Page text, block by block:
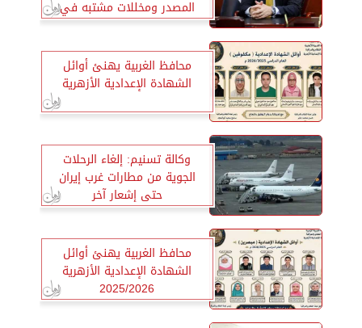
المصدر ومخللات مشتبه في
صلاحيتها
محافظ الغربية يهنئ أوائل
الشهادة الإعدادية الأزهرية
وكالة تسنيم: إلغاء الرحلات
الجوية من مطارات غرب إيران
حتى إشعار آخر
محافظ الغربية يهنئ أوائل
الشهادة الإعدادية الأزهرية
2025/2026